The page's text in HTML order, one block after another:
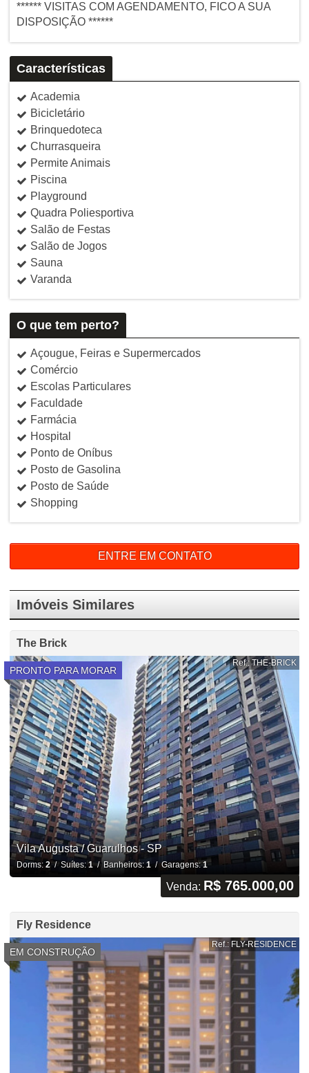
****** VISITAS COM AGENDAMENTO, FICO A SUA
DISPOSIÇÃO ******
Características
Academia
Bicicletário
Brinquedoteca
Churrasqueira
Permite Animais
Piscina
Playground
Quadra Poliesportiva
Salão de Festas
Salão de Jogos
Sauna
Varanda
O que tem perto?
Açougue, Feiras e Supermercados
Comércio
Escolas Particulares
Faculdade
Farmácia
Hospital
Ponto de Oníbus
Posto de Gasolina
Posto de Saúde
Shopping
ENTRE EM CONTATO
Imóveis Similares
The Brick
PRONTO PARA MORAR
Ref.: THE-BRICK
Vila Augusta / Guarulhos - SP
Dorms: 2/ Suítes:1 / Banheiros: 1 / Garagens:1
Venda: R$ 765.000,00
Fly Residence
EM CONSTRUÇÃO
Ref.: FLY-RESIDENCE